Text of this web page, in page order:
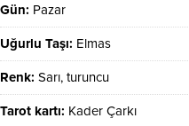
Gün: Pazar
Uğurlu Taşı: Elmas
Renk: Sarı, turuncu
Tarot kartı: Kader Çarkı